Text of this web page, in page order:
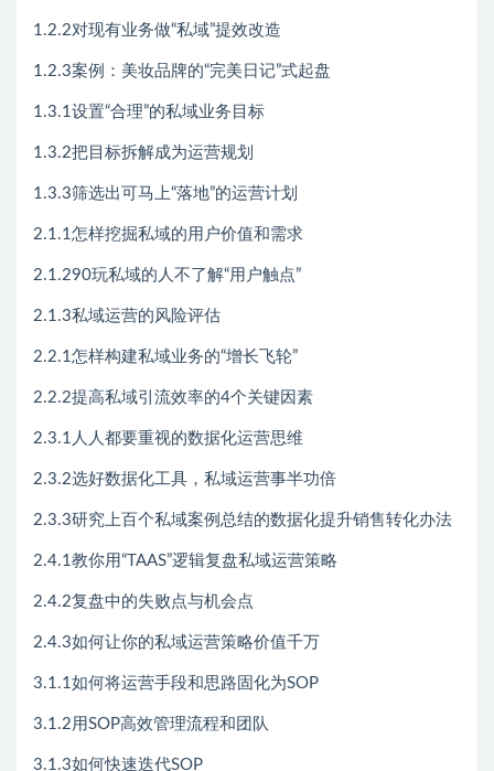
1.2.2对现有业务做“私域”提效改造
1.2.3案例：美妆品牌的“完美日记”式起盘
1.3.1设置“合理”的私域业务目标
1.3.2把目标拆解成为运营规划
1.3.3筛选出可马上“落地”的运营计划
2.1.1怎样挖掘私域的用户价值和需求
2.1.290玩私域的人不了解“用户触点”
2.1.3私域运营的风险评估
2.2.1怎样构建私域业务的“增长飞轮”
2.2.2提高私域引流效率的4个关键因素
2.3.1人人都要重视的数据化运营思维
2.3.2选好数据化工具，私域运营事半功倍
2.3.3研究上百个私域案例总结的数据化提升销售转化办法
2.4.1教你用“TAAS”逻辑复盘私域运营策略
2.4.2复盘中的失败点与机会点
2.4.3如何让你的私域运营策略价值千万
3.1.1如何将运营手段和思路固化为SOP
3.1.2用SOP高效管理流程和团队
3.1.3如何快速迭代SOP